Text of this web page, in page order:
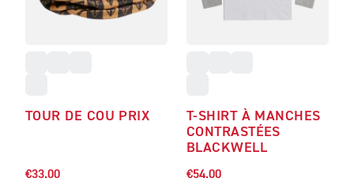
TOUR DE COU PRIX
€33.00
T-SHIRT À MANCHES
CONTRASTÉES
BLACKWELL
€54.00